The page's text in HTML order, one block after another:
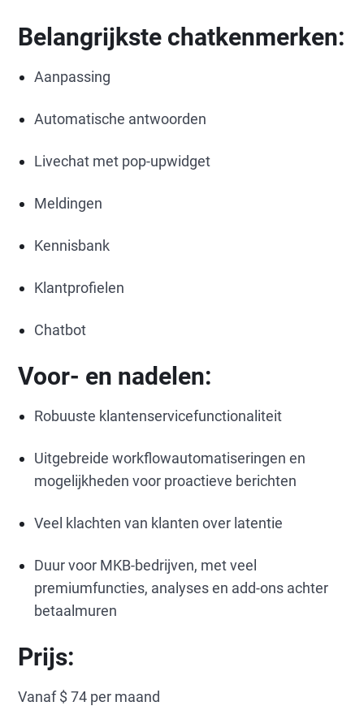
Belangrijkste chatkenmerken:
Aanpassing
Automatische antwoorden
Livechat met pop-upwidget
Meldingen
Kennisbank
Klantprofielen
Chatbot
Voor- en nadelen:
Robuuste klantenservicefunctionaliteit
Uitgebreide workflowautomatiseringen en
mogelijkheden voor proactieve berichten
Veel klachten van klanten over latentie
Duur voor MKB-bedrijven, met veel
premiumfuncties, analyses en add-ons achter
betaalmuren
Prijs:
Vanaf $ 74 per maand